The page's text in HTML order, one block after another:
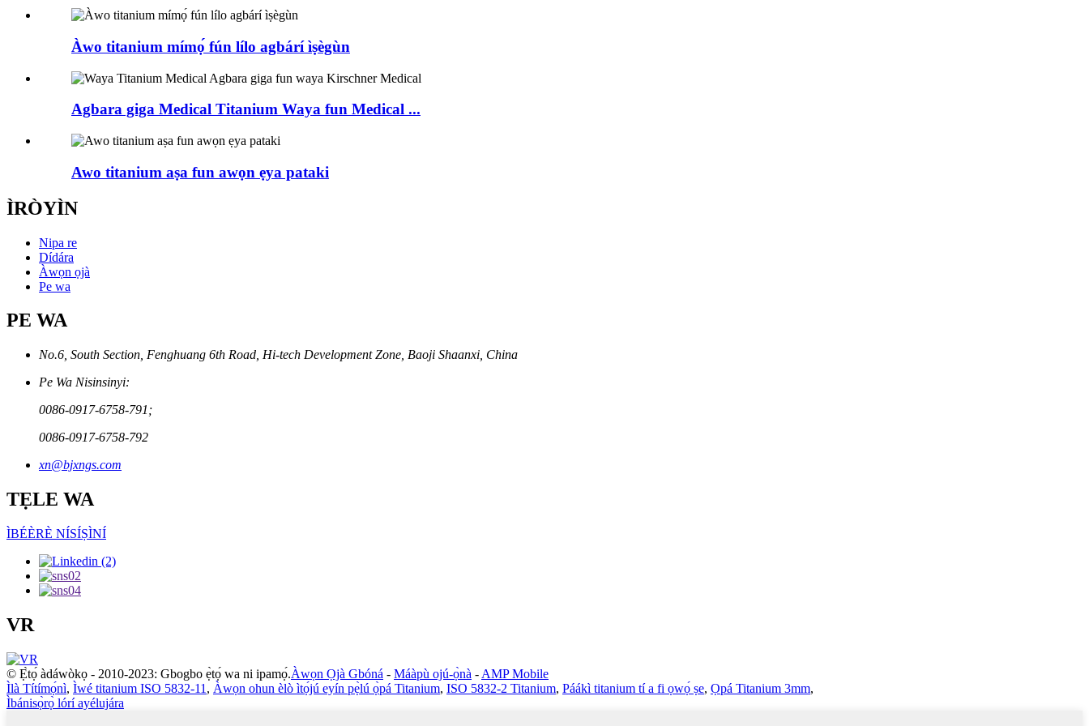
Àwo titanium mímọ́ fún lílo agbárí ìṣègùn
Agbara giga Medical Titanium Waya fun Medical ...
Awo titanium aṣa fun awọn ẹya pataki
ÌRÒYÌN
Nipa re
Dídára
Àwọn ọjà
Pe wa
PE WA
No.6, South Section, Fenghuang 6th Road, Hi-tech Development Zone, Baoji Shaanxi, China
Pe Wa Nisinsinyi:
0086-0917-6758-791;
0086-0917-6758-792
xn@bjxngs.com
TẸLE WA
ÌBÉÈRÈ NÍSÍṢÌNÍ
VR
© Ẹ̀tọ́ àdáwòkọ - 2010-2023: Gbogbo ẹ̀tọ́ wa ni ipamọ́.Àwọn Ọjà Gbóná - Máàpù ojú-ọ̀nà - AMP Mobile
Ìlà Títímọ́nì, Ìwé titanium ISO 5832-11 , Àwọn ohun èlò ìtọ́jú eyín pẹ̀lú ọ̀pá Titanium, ISO 5832-2 Titanium, Páákì titanium tí a fi ọwọ́ ṣe, Ọpá Titanium 3mm,
Ìbánisọ̀rọ̀ lórí ayélujára